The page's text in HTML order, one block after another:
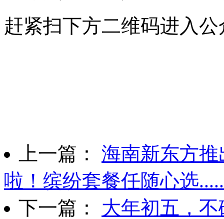
赶紧扫下方二维码进入
上一篇： 海南新东方
啦！缤纷套餐任随心选
下一篇： 大年初五，